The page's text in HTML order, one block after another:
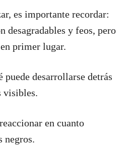
es importante recordar:
desagradables y feos, pero
primer lugar.
puede desarrollarse detrás
visibles.
en cuanto
negros.